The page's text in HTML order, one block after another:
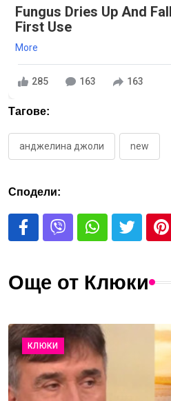
Fungus Dries Up And
First Use
More
285 163 163
Тагове:
анджелина джоли new
Сподели:
Още от Клюки
КЛЮКИ